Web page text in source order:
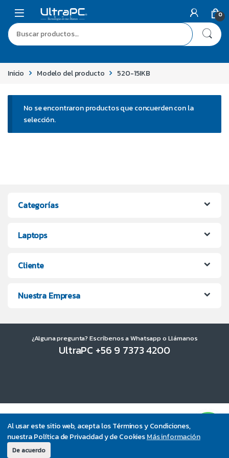
Al usar este sitio web, acepta los Términos y Condiciones,
nuestra Política de Privacidad y de CookiesMás información
De acuerdo
0
Inicio Modelo del producto 520-15IKB
No se encontraron productos que concuerden con la
selección.
Categorías
Laptops
Cliente
Nuestra Empresa
¿Alguna pregunta? Escríbenos a Whatsapp o Llámanos
UltraPC +56 9 7373 4200